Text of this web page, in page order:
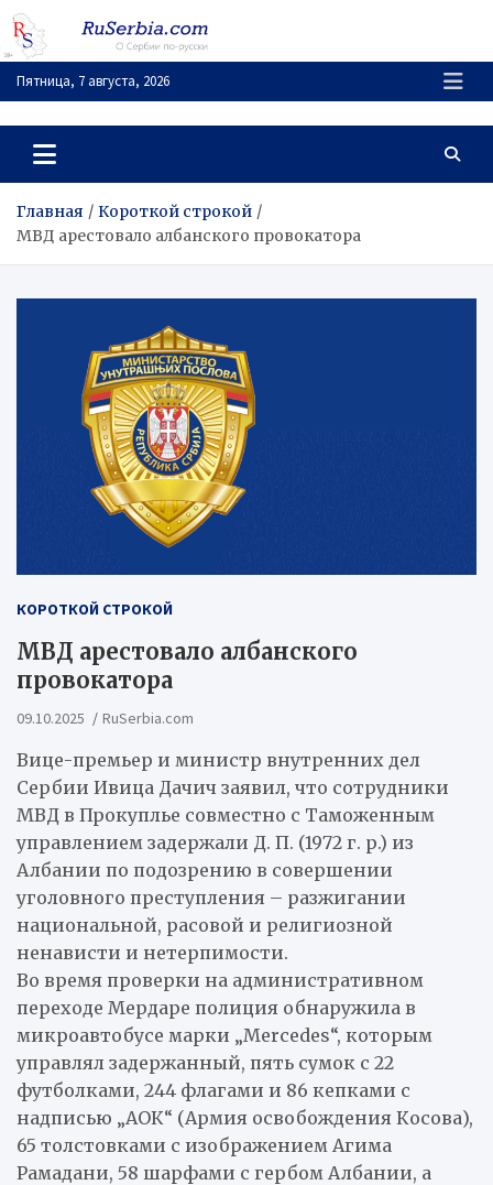
Перейти
содержимому
Пятница, 7 августа, 2026
RuSerbia.com
О Сербии – по-русски
Главная
Короткой строкой
МВД арестовало албанского провокатора
КОРОТКОЙ СТРОКОЙ
МВД арестовало албанского
провокатора
09.10.2025 RuSerbia.com
Вице-премьер и министр внутренних дел
Сербии Ивица Дачич заявил, что сотрудники
МВД в Прокуплье совместно с Таможенным
управлением задержали Д. П. (1972 г. р.) из
Албании по подозрению в совершении
уголовного преступления – разжигании
национальной, расовой и религиозной
ненависти и нетерпимости.
Во время проверки на административном
переходе Мердаре полиция обнаружила в
микроавтобусе марки „Mercedes“, которым
управлял задержанный, пять сумок с 22
футболками, 244 флагами и 86 кепками с
надписью „АОК“ (Армия освобождения Косова),
65 толстовками с изображением Агима
Рамадани, 58 шарфами с гербом Албании, а